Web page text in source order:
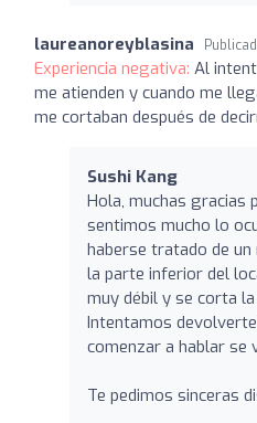
laureanoreyblasina
Experiencia negativa: Al
me atienden y cuando me
me cortaban después de
Sushi Kang
Hola, muchas gracias
sentimos mucho lo
haberse tratado de un
la parte inferior del
muy débil y se corta
Intentamos
comenzar a hablar se
Te pedimos sinceras